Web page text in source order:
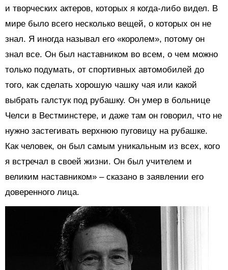
и творческих актеров, которых я когда-либо видел. В
мире было всего несколько вещей, о которых он не
знал. Я иногда называл его «королем», потому он
знал все. Он был наставником во всем, о чем можно
только подумать, от спортивных автомобилей до
того, как сделать хорошую чашку чая или какой
выбрать галстук под рубашку. Он умер в больнице
Челси в Вестминстере, и даже там он говорил, что не
нужно застегивать верхнюю пуговицу на рубашке.
Как человек, он был самым уникальным из всех, кого
я встречал в своей жизни. Он был учителем и
великим наставником» – сказано в заявлении его
доверенного лица.